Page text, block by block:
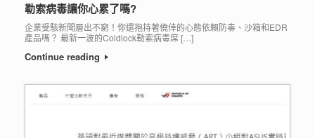
勒索病毒讓你心累了嗎?
企業受駭新聞層出不窮！你還抱持著僥倖的心態依賴防毒、沙箱和EDR
產品嗎？ 最新一波的Coldlock勒索病毒席 […]
Continue reading